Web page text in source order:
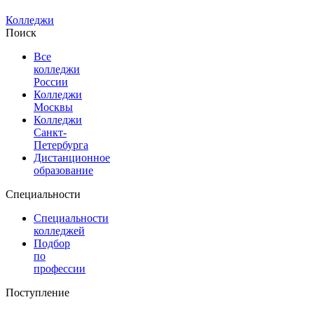
Колледжи
Поиск
Все
колледжи
России
Колледжи
Москвы
Колледжи
Санкт-
Петербурга
Дистанционное
образование
Специальности
Специальности
колледжей
Подбор
по
профессии
Поступление